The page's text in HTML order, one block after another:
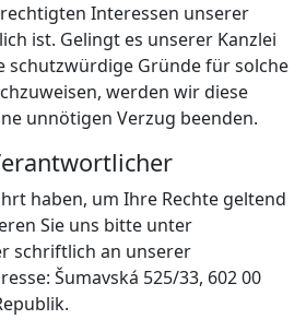
Interessen unserer
ist. Gelingt es unserer Kanzlei
schutzwürdige Gründe für solche
werden wir diese
unnötigen Verzug beenden.
haben, um Ihre Rechte geltend
Sie uns bitte unter
schriftlich an unserer
Šumavská 525/33, 602 00